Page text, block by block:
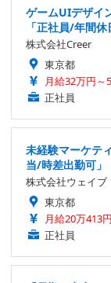
ゲームUIデザイ
「正社員/年間
株式会社Creer
東京都
月給32万円～
正社員
未経験マーケテ
当/時差出勤可」
株式会社ウェイブ
東京都
月給20万413
正社員